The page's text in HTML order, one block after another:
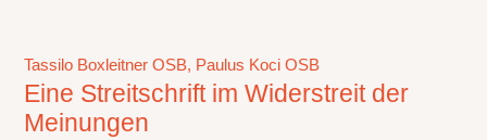
Tassilo Boxleitner OSB, Paulus Koci OSB
Eine Streitschrift im Widerstreit der
Meinungen